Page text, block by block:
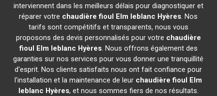
interviennent dans les meilleurs délais pour diagnostiquer et
réparer votre chaudière fioul Elm leblanc Hyères. Nos
tarifs sont compétitifs et transparents, nous vous
proposons des devis personnalisés pour votre chaudière
fioul Elm leblanc Hyères. Nous offrons également des
garanties sur nos services pour vous donner une tranquillité
d'esprit. Nos clients satisfaits nous ont fait confiance pour
l'installation et la maintenance de leur chaudière fioul Elm
leblanc Hyères, et nous sommes fiers de nos résultats.